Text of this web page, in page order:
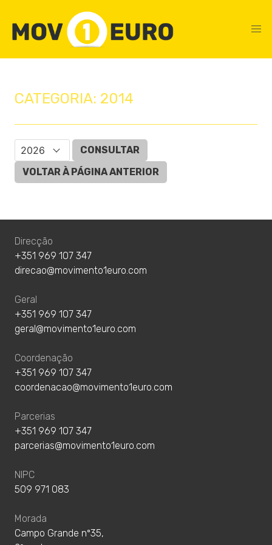
CATEGORIA: 2014
CONSULTAR
VOLTAR À PÁGINA ANTERIOR
Direcção
+351 969 107 347
direcao@movimento1euro.com
Geral
+351 969 107 347
geral@movimento1euro.com
Coordenação
+351 969 107 347
coordenacao@movimento1euro.com
Parcerias
+351 969 107 347
parcerias@movimento1euro.com
NIPC
509 971 083
Morada
Campo Grande nº35,